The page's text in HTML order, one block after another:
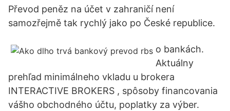
Převod peněz na účet v zahraničí není
samozřejmě tak rychlý jako po České republice.
o bankách.
Aktuálny
prehľad minimálneho vkladu u brokera
INTERACTIVE BROKERS ️, spôsoby financovania
vášho obchodného účtu, poplatky za výber.